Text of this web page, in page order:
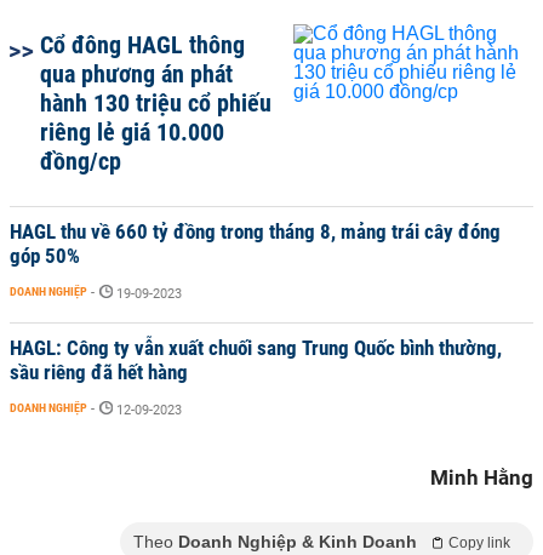
Cổ đông HAGL thông
qua phương án phát
hành 130 triệu cổ phiếu
riêng lẻ giá 10.000
đồng/cp
HAGL thu về 660 tỷ đồng trong tháng 8, mảng trái cây đóng
góp 50%
DOANH NGHIỆP - 19-09-2023
HAGL: Công ty vẫn xuất chuối sang Trung Quốc bình thường,
sầu riêng đã hết hàng
DOANH NGHIỆP - 12-09-2023
Minh Hằng
Theo Doanh Nghiệp & Kinh Doanh Copy link